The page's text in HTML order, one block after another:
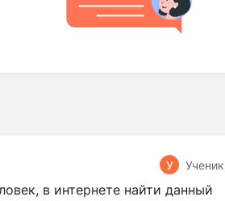
У Ученик
в интернете найти данный